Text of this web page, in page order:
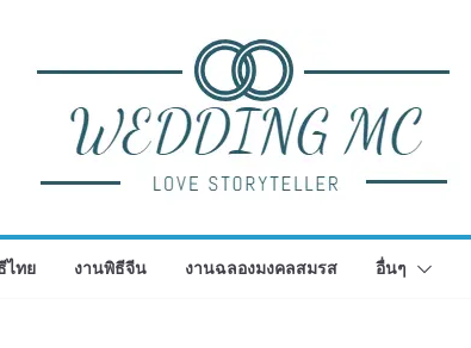
ไทย งานพิธีจีน งานฉลองมงคลสมรส อื่นๆ